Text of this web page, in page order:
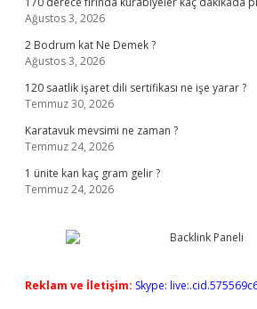
Ağustos 3, 2026
2 Bodrum kat Ne Demek ?
Ağustos 3, 2026
120 saatlik işaret dili sertifikası ne işe yarar ?
Temmuz 30, 2026
Karatavuk mevsimi ne zaman ?
Temmuz 24, 2026
1 ünite kan kaç gram gelir ?
Temmuz 24, 2026
Reklam ve İletişim: Skype: